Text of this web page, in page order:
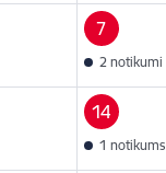
7
2 notikumi
14
1 notikums